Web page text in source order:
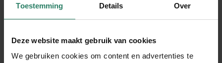
Toestemming Details Over
Deze website maakt gebruik van cookies
We gebruiken cookies om content en advertenties te
Deel dit stuk